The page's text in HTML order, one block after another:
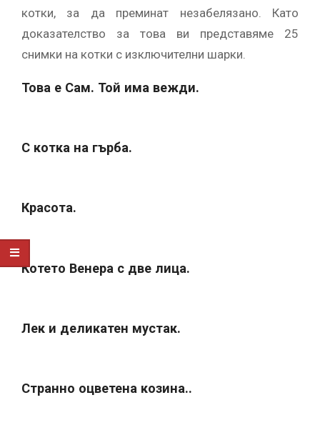
котки, за да преминат незабелязано. Като
доказателство за това ви представяме 25
снимки на котки с изключителни шарки.
Това е Сам. Той има вежди.
С котка на гърба.
Красота.
Котето Венера с две лица.
Лек и деликатен мустак.
Странно оцветена козина..